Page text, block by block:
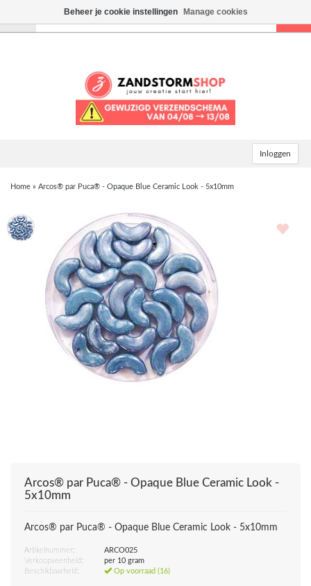
Inloggen
Home » Arcos® par Puca® - Opaque Blue Ceramic Look - 5x10mm
Arcos® par Puca® - Opaque Blue Ceramic Look -
5x10mm
Arcos® par Puca® - Opaque Blue Ceramic Look - 5x10mm
Artikelnummer:
ARCO025
Verkoopseenheid:
per 10 gram
Beschikbaarheid:
Op voorraad (16)
Beheer je cookie instellingen Manage cookies